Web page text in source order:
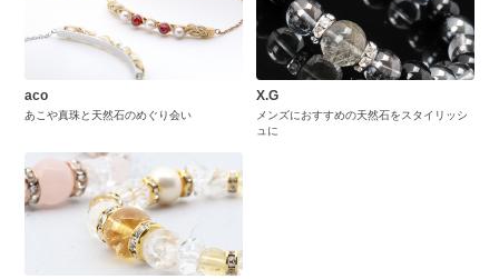
aco
あこや真珠と天然石のめぐり会い
X.G
メンズにおすすめの天然石をスタイリッシ
ュに